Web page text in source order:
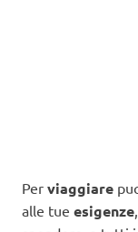
Per viaggiare
alle tue esigenze